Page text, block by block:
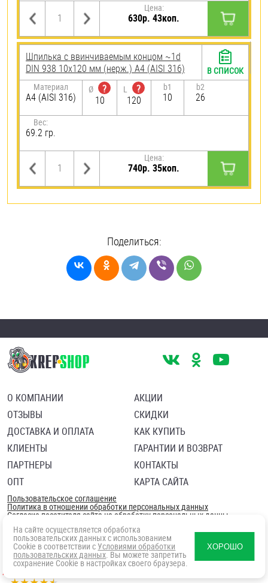
Цена:
630р. 43коп.
Шпилька c ввинчиваемым концом ~1d
DIN 938 10х120 мм (нерж.) A4 (AISI 316)
Материал
A4 (AISI 316)
Ø
?
10
L
?
120
b1
10
b2
26
Вес:
69.2 гр.
Цена:
740р. 35коп.
В СПИСОК
Поделиться:
О КОМПАНИИ
ОТЗЫВЫ
ДОСТАВКА И ОПЛАТА
КЛИЕНТЫ
ПАРТНЕРЫ
ОПТ
АКЦИИ
СКИДКИ
КАК КУПИТЬ
ГАРАНТИИ И ВОЗВРАТ
КОНТАКТЫ
КАРТА САЙТА
Пользовательское соглашение
Политика в отношении обработки персональных данных
Согласие посетителя сайта на обработку персональных данны
На сайте осуществляется обработка
пользовательских данных с использованием
Cookie в соответствии с Условиями обработки
пользовательских данных. Вы можете запретить
сохранение Cookie в настройках своего браузера.
ХОРОШО